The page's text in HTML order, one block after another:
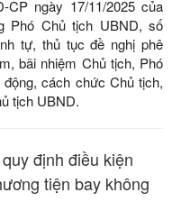
CP ngày 17/11/2025 của
Phó Chủ tịch UBND, số
tự, thủ tục đề nghị phê
bãi nhiệm Chủ tịch, Phó
cách chức Chủ tịch,
tịch UBND.
định điều kiện
tiện bay không